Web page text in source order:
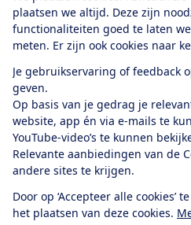
plaatsen we altijd. Deze zijn
functionaliteiten goed te laten
meten. Er zijn ook cookies naar
Je gebruikservaring of feedback
geven.
Op basis van je gedrag je
website, app én via e-mails te
YouTube-video’s te kunnen
Relevante aanbiedingen van de
andere sites te krijgen.
Door op ‘Accepteer alle cookies’
het plaatsen van deze cookies.
Alles over de
app
Algemene Voorwaarden
Cookiebeleid
RSS-feedFacebook
12.901consumentenbeoordelen de